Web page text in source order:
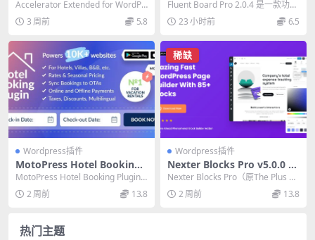
WordPress 2.29.16 必备网站
性能优化插件
Accelerator Extended for WordPr
ess是一款专业的...
3 周前 5.8
管理WordPress插件必备指南
Fluent Board Pro 2.0.4 是一款功能
强大的项目管理WordP...
23 小时前 6.5
Wordpress插件
MotoPress Hotel Booking
Plugin v6.2.2 – 终极酒店预订
WordPress插件
MotoPress Hotel Booking Plugin
是一款专业酒店预订...
2 周前 13.8
稀缺
Wordpress插件
Nexter Blocks Pro v5.0.0 官
方版：古腾堡网页设计增强插
件必备
Nexter Blocks Pro（原The Plus Ad
dons for B...
2 周前 13.8
热门主题